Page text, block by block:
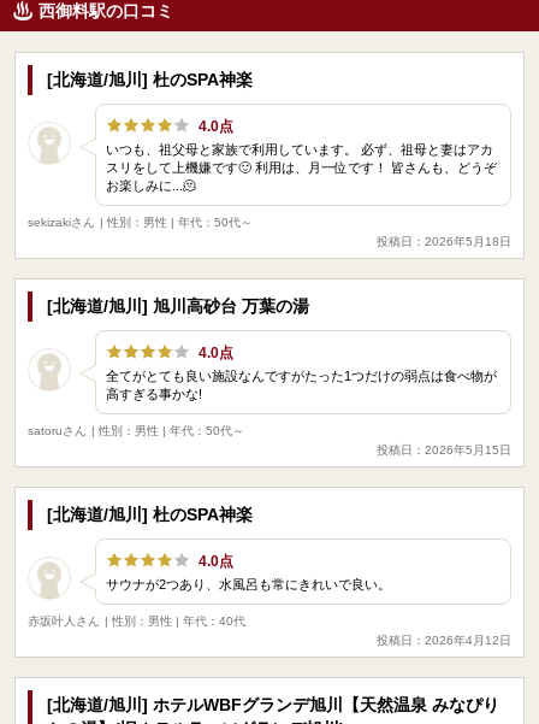
西御料駅の口コミ
[北海道/旭川] 杜のSPA神楽
4.0点
いつも、祖父母と家族で利用しています。 必ず、祖母と妻はアカ
スリをして上機嫌です🙂 利用は、月一位です！ 皆さんも、どうぞ
お楽しみに...🫠
sekizakiさん
| 性別：男性 | 年代：50代～
投稿日：2026年5月18日
[北海道/旭川] 旭川高砂台 万葉の湯
4.0点
全てがとても良い施設なんですがたった1つだけの弱点は食べ物が
高すぎる事かな!
satoruさん
| 性別：男性 | 年代：50代～
投稿日：2026年5月15日
[北海道/旭川] 杜のSPA神楽
4.0点
サウナが2つあり、水風呂も常にきれいで良い。
赤坂叶人さん
| 性別：男性 | 年代：40代
投稿日：2026年4月12日
[北海道/旭川] ホテルWBFグランデ旭川【天然温泉 みなぴり